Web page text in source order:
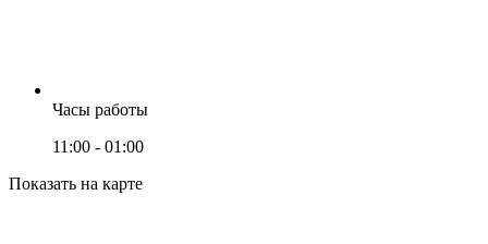
Часы работы
11:00 - 01:00
Показать на карте